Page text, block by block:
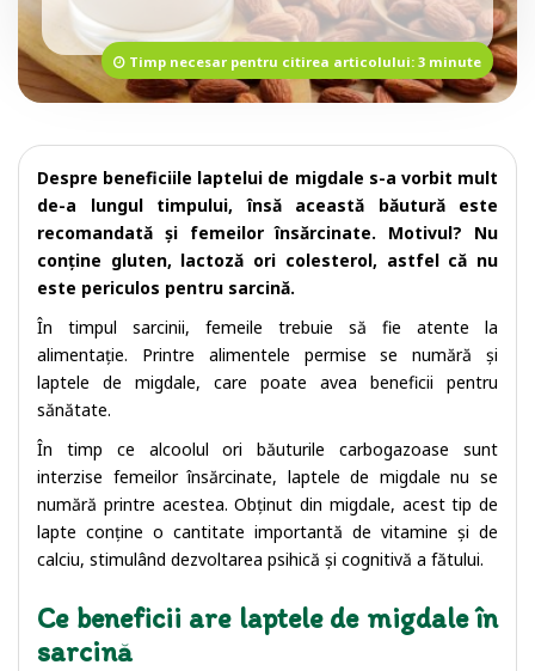
Timp necesar pentru citirea articolului: 3 minute
Despre beneficiile laptelui de migdale s-a vorbit mult
de-a lungul timpului, însă această băutură este
recomandată și femeilor însărcinate. Motivul? Nu
conține gluten, lactoză ori colesterol, astfel că nu
este periculos pentru sarcină.
În timpul sarcinii, femeile trebuie să fie atente la
alimentație. Printre alimentele permise se numără și
laptele de migdale, care poate avea beneficii pentru
sănătate.
În timp ce alcoolul ori băuturile carbogazoase sunt
interzise femeilor însărcinate, laptele de migdale nu se
numără printre acestea. Obținut din migdale, acest tip de
lapte conține o cantitate importantă de vitamine și de
calciu, stimulând dezvoltarea psihică și cognitivă a fătului.
Ce beneficii are laptele de migdale în
sarcină